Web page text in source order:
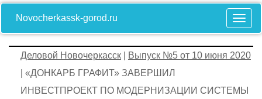
Novocherkassk-gorod.ru
Деловой Новочеркасск
Выпуск №5 от 10 июня 2020
| «ДОНКАРБ ГРАФИТ» ЗАВЕРШИЛ
ИНВЕСТПРОЕКТ ПО МОДЕРНИЗАЦИИ СИСТЕМЫ